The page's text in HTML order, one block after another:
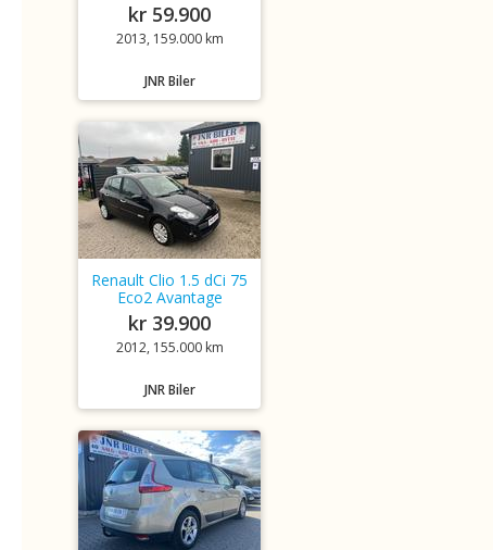
kr 59.900
2013, 159.000 km
JNR Biler
Renault Clio 1.5 dCi 75
Eco2 Avantage
kr 39.900
2012, 155.000 km
JNR Biler